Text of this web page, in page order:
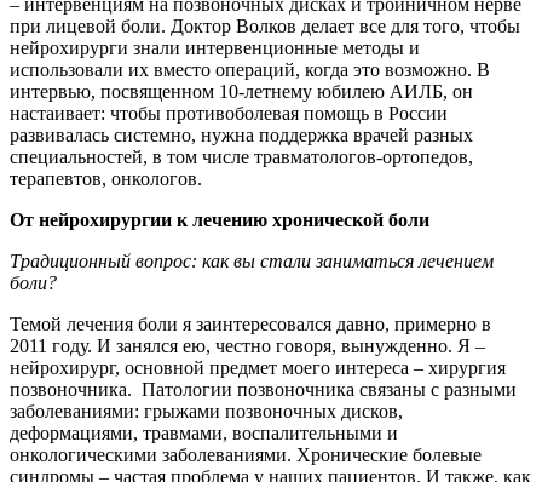
при лицевой боли. Доктор Волков делает все для того, чтобы
нейрохирурги знали интервенционные методы и
использовали их вместо операций, когда это возможно. В
интервью, посвященном 10-летнему юбилею АИЛБ, он
настаивает: чтобы противоболевая помощь в России
развивалась системно, нужна поддержка врачей разных
специальностей, в том числе травматологов-ортопедов,
терапевтов, онкологов.
От нейрохирургии к лечению хронической боли
Традиционный вопрос: как вы стали заниматься лечением
боли?
Темой лечения боли я заинтересовался давно, примерно в
2011 году. И занялся ею, честно говоря, вынужденно. Я –
нейрохирург, основной предмет моего интереса – хирургия
позвоночника. Патологии позвоночника связаны с разными
заболеваниями: грыжами позвоночных дисков,
деформациями, травмами, воспалительными и
онкологическими заболеваниями. Хронические болевые
синдромы – частая проблема у наших пациентов. И также, как